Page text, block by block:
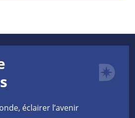
éclairer l’avenir